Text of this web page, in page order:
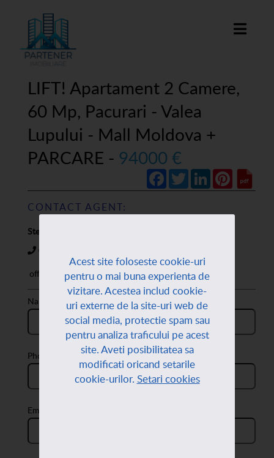
Acest site foloseste cookie-uri
pentru o mai buna experienta de
vizitare. Acestea includ cookie-
uri externe de la site-uri web de
social media, protectie spam sau
pentru analiza traficului pe acest
site. Aveti posibilitatea sa
modificati oricand setarile
cookie-urilor. Setari cookies
LIFT! Apartament 2 Camere,
60 Mp, Pacurari - Valea
Lupului - Mall Moldova +
PARCARE - 94000 €
FacebookTwitterLinkedInPinterest
CONTACT AGENT:
Stefan Leonte
0777898808
office@partener-imobiliare.ro
Name:
Phone:
Email: